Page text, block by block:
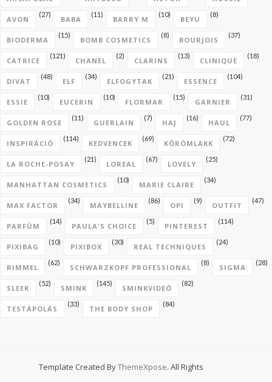
AVON
(27)
BABA
(11)
BARRY M
(10)
BEYU
(8)
BIODERMA
(15)
BOMB COSMETICS
(8)
BOURJOIS
(37)
CATRICE
(121)
CHANEL
(2)
CLARINS
(13)
CLINIQUE
(18)
DIVAT
(48)
ELF
(34)
ELFOGYTAK
(21)
ESSENCE
(104)
ESSIE
(10)
EUCERIN
(10)
FLORMAR
(15)
GARNIER
(31)
GOLDEN ROSE
(11)
GUERLAIN
(7)
HAJ
(16)
HAUL
(77)
INSPIRÁCIÓ
(114)
KEDVENCEK
(69)
KÖRÖMLAKK
(72)
LA ROCHE-POSAY
(21)
LOREAL
(67)
LOVELY
(25)
MANHATTAN COSMETICS
(10)
MARIE CLAIRE
(34)
MAX FACTOR
(34)
MAYBELLINE
(86)
OPI
(9)
OUTFIT
(47)
PARFÜM
(14)
PAULA'S CHOICE
(5)
PINTEREST
(114)
PIXIBAG
(10)
PIXIBOX
(30)
REAL TECHNIQUES
(24)
RIMMEL
(62)
SCHWARZKOPF PROFESSIONAL
(8)
SIGMA
(28)
SLEEK
(52)
SMINK
(145)
SMINKVIDEÓ
(82)
TESTÁPOLÁS
(33)
THE BODY SHOP
(84)
Template Created ByThemeXpose. All Rights